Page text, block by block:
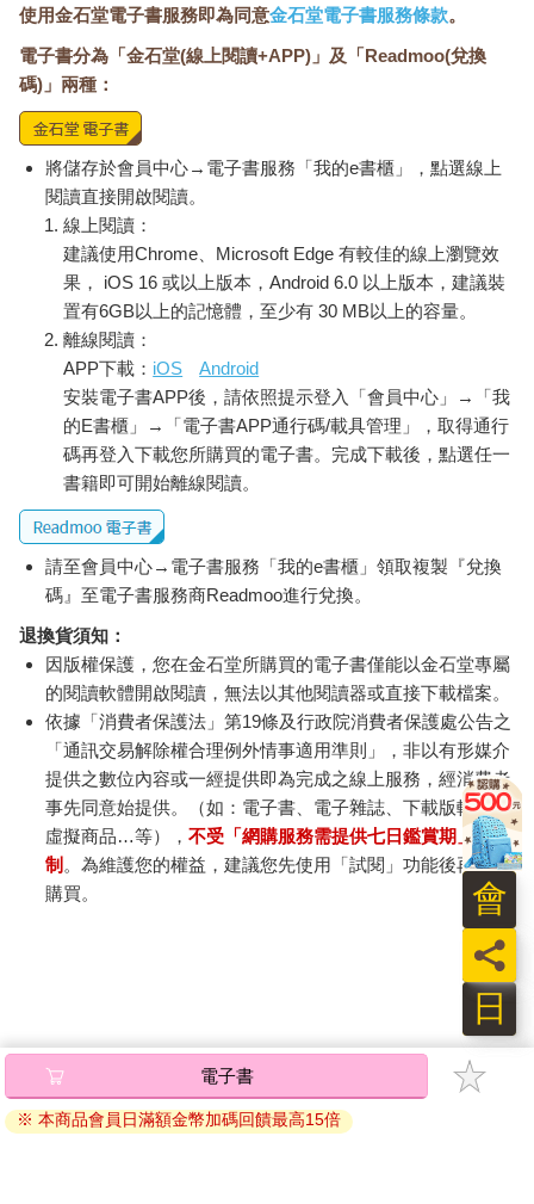
使用金石堂電子書服務即為同意金石堂電子書服務條款。
電子書分為「金石堂(線上閱讀+APP)」及「Readmoo(兌換
碼)」兩種：
將儲存於會員中心→電子書服務「我的e書櫃」，點選線上
閱讀直接開啟閱讀。
線上閱讀：
建議使用Chrome、Microsoft Edge 有較佳的線上瀏覽效
果， iOS 16 或以上版本，Android 6.0 以上版本，建議裝
置有6GB以上的記憶體，至少有 30 MB以上的容量。
離線閱讀：
APP下載： iOS
Android
安裝電子書APP後，請依照提示登入「會員中心」→「我
的E書櫃」→「電子書APP通行碼/載具管理」，取得通行
碼再登入下載您所購買的電子書。完成下載後，點選任一
書籍即可開始離線閱讀。
請至會員中心→電子書服務「我的e書櫃」領取複製『兌換
碼』至電子書服務商Readmoo進行兌換。
退換貨須知：
因版權保護，您在金石堂所購買的電子書僅能以金石堂專屬
的閱讀軟體開啟閱讀，無法以其他閱讀器或直接下載檔案。
依據「消費者保護法」第19條及行政院消費者保護處公告之
「通訊交易解除權合理例外情事適用準則」，非以有形媒介
提供之數位內容或一經提供即為完成之線上服務，經消費者
事先同意始提供。（如：電子書、電子雜誌、下載版軟體、
虛擬商品…等），不受「網購服務需提供七日鑑賞期」的限
制 。為維護您的權益，建議您先使用「試閱」功能後再付款
購買。
電子書
※ 本商品會員日滿額金幣加碼回饋最高15倍
日
員
會